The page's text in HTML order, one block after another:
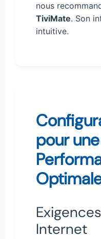
nous
TiviMate. Son
intuitive.
pour une
Internet